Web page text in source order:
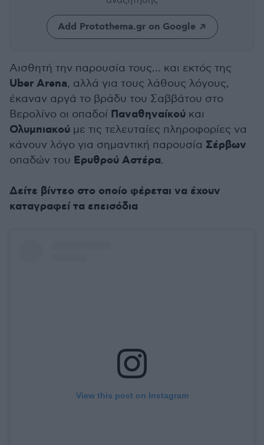
Add Protothema.gr on Google
Αισθητή την παρουσία τους... και εκτός της
Uber Arena, αλλά για τους λάθους λόγους,
έκαναν αργά το βράδυ του Σαββάτου στο
Βερολίνο οι οπαδοί Παναθηναίκού και
Ολυμπιακού με τις τελευταίες πληροφορίες να
κάνουν λόγο για σημαντική παρουσία Σέρβων
οπαδών του Ερυθρού Αστέρα.
Δείτε βίντεο στο οποίο φέρεται να έχουν
καταγραφεί τα επεισόδια
View this post on Instagram